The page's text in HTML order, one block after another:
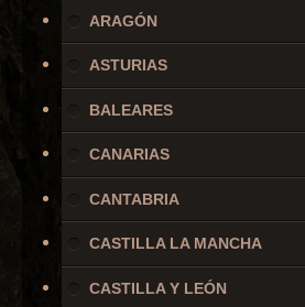
ARAGÓN
ASTURIAS
BALEARES
CANARIAS
CANTABRIA
CASTILLA LA MANCHA
CASTILLA Y LEÓN